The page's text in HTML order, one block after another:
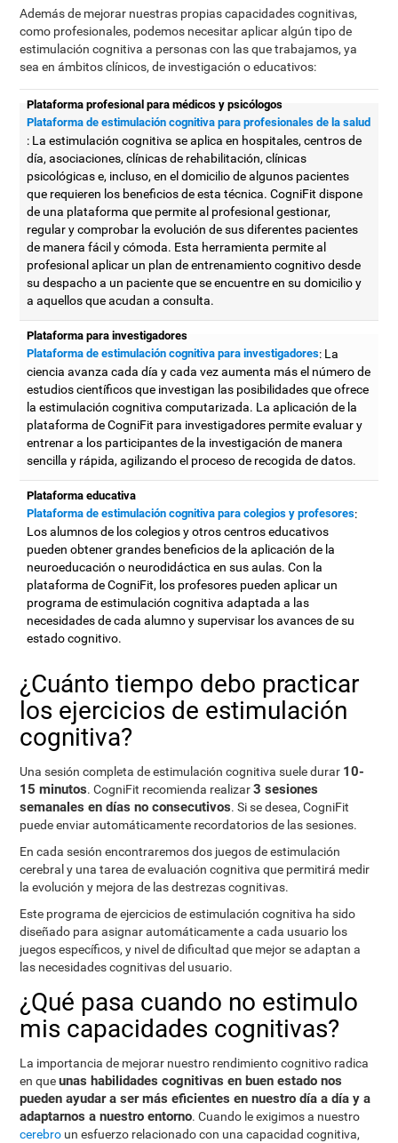
Además de mejorar nuestras propias capacidades cognitivas,
como profesionales, podemos necesitar aplicar algún tipo de
estimulación cognitiva a personas con las que trabajamos, ya
sea en ámbitos clínicos, de investigación o educativos:
Plataforma profesional para médicos y psicólogos
Plataforma de estimulación cognitiva para profesionales de la salud
: La estimulación cognitiva se aplica en hospitales, centros de
día, asociaciones, clínicas de rehabilitación, clínicas
psicológicas e, incluso, en el domicilio de algunos pacientes
que requieren los beneficios de esta técnica. CogniFit dispone
de una plataforma que permite al profesional gestionar,
regular y comprobar la evolución de sus diferentes pacientes
de manera fácil y cómoda. Esta herramienta permite al
profesional aplicar un plan de entrenamiento cognitivo desde
su despacho a un paciente que se encuentre en su domicilio y
a aquellos que acudan a consulta.
Plataforma para investigadores
Plataforma de estimulación cognitiva para investigadores: La
ciencia avanza cada día y cada vez aumenta más el número de
estudios científicos que investigan las posibilidades que ofrece
la estimulación cognitiva computarizada. La aplicación de la
plataforma de CogniFit para investigadores permite evaluar y
entrenar a los participantes de la investigación de manera
sencilla y rápida, agilizando el proceso de recogida de datos.
Plataforma educativa
Plataforma de estimulación cognitiva para colegios y profesores:
Los alumnos de los colegios y otros centros educativos
pueden obtener grandes beneficios de la aplicación de la
neuroeducación o neurodidáctica en sus aulas. Con la
plataforma de CogniFit, los profesores pueden aplicar un
programa de estimulación cognitiva adaptada a las
necesidades de cada alumno y supervisar los avances de su
estado cognitivo.
¿Cuánto tiempo debo practicar
los ejercicios de estimulación
cognitiva?
Una sesión completa de estimulación cognitiva suele durar 10-
15 minutos. CogniFit recomienda realizar3 sesiones
semanales en días no consecutivos. Si se desea, CogniFit
puede enviar automáticamente recordatorios de las sesiones.
En cada sesión encontraremos dos juegos de estimulación
cerebral y una tarea de evaluación cognitiva que permitirá medir
la evolución y mejora de las destrezas cognitivas.
Este programa de ejercicios de estimulación cognitiva ha sido
diseñado para asignar automáticamente a cada usuario los
juegos específicos, y nivel de dificultad que mejor se adaptan a
las necesidades cognitivas del usuario.
¿Qué pasa cuando no estimulo
mis capacidades cognitivas?
La importancia de mejorar nuestro rendimiento cognitivo radica
en queunas habilidades cognitivas en buen estado nos
pueden ayudar a ser más eficientes en nuestro día a día y a
adaptarnos a nuestro entorno. Cuando le exigimos a nuestro
cerebro un esfuerzo relacionado con una capacidad cognitiva,